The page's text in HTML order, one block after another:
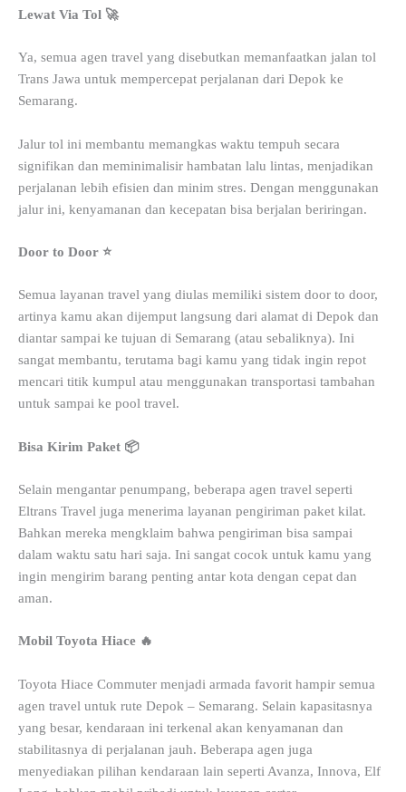
Lewat Via Tol 🚀
Ya, semua agen travel yang disebutkan memanfaatkan jalan tol
Trans Jawa untuk mempercepat perjalanan dari Depok ke
Semarang.
Jalur tol ini membantu memangkas waktu tempuh secara
signifikan dan meminimalisir hambatan lalu lintas, menjadikan
perjalanan lebih efisien dan minim stres. Dengan menggunakan
jalur ini, kenyamanan dan kecepatan bisa berjalan beriringan.
Door to Door ⭐
Semua layanan travel yang diulas memiliki sistem door to door,
artinya kamu akan dijemput langsung dari alamat di Depok dan
diantar sampai ke tujuan di Semarang (atau sebaliknya). Ini
sangat membantu, terutama bagi kamu yang tidak ingin repot
mencari titik kumpul atau menggunakan transportasi tambahan
untuk sampai ke pool travel.
Bisa Kirim Paket 📦
Selain mengantar penumpang, beberapa agen travel seperti
Eltrans Travel juga menerima layanan pengiriman paket kilat.
Bahkan mereka mengklaim bahwa pengiriman bisa sampai
dalam waktu satu hari saja. Ini sangat cocok untuk kamu yang
ingin mengirim barang penting antar kota dengan cepat dan
aman.
Mobil Toyota Hiace 🔥
Toyota Hiace Commuter menjadi armada favorit hampir semua
agen travel untuk rute Depok – Semarang. Selain kapasitasnya
yang besar, kendaraan ini terkenal akan kenyamanan dan
stabilitasnya di perjalanan jauh. Beberapa agen juga
menyediakan pilihan kendaraan lain seperti Avanza, Innova, Elf